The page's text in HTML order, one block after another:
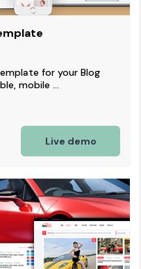
for your Blog
mobile ...
Live demo